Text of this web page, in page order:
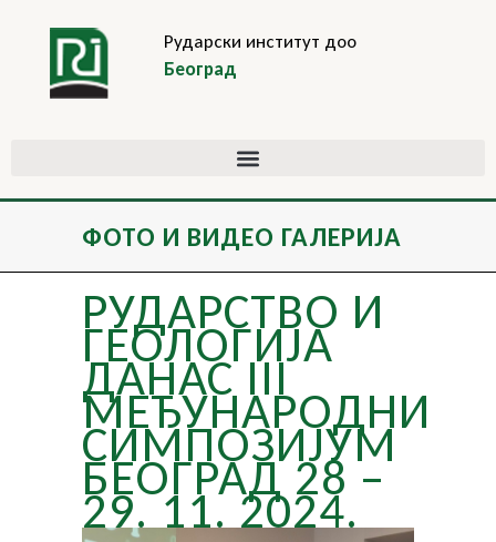
Рударски институт доо
Београд
ФОТО И ВИДЕО ГАЛЕРИЈА
РУДАРСТВО И
ГЕОЛОГИЈА
ДАНАС III
МЕЂУНАРОДНИ
СИМПОЗИЈУМ
БЕОГРАД 28 –
29. 11. 2024.